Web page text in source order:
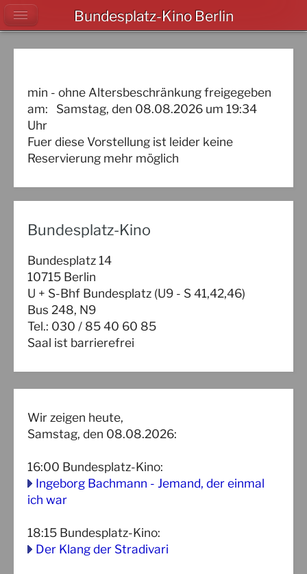
Bundesplatz-Kino
Bundesplatz 14
10715 Berlin
U + S-Bhf Bundesplatz (U9 - S 41,42,46)
Bus 248, N9
Tel.: 030 / 85 40 60 85
Saal ist barrierefrei
Wir zeigen heute,
Samstag, den 08.08.2026:
16:00 Bundesplatz-Kino:
Ingeborg Bachmann - Jemand, der einmal
ich war
18:15 Bundesplatz-Kino:
Der Klang der Stradivari
min - ohne Altersbeschränkung freigegeben
am: Samstag, den 08.08.2026 um 19:34
Uhr
Fuer diese Vorstellung ist leider keine
Reservierung mehr möglich
Bundesplatz-Kino Berlin